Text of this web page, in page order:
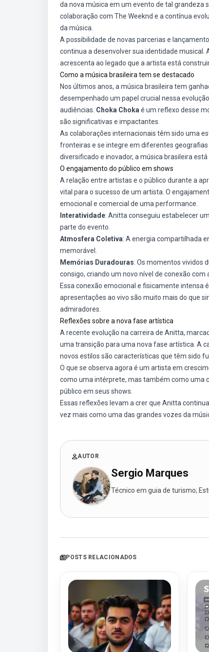
da nova música em um evento de tal grandeza
colaboração com The Weeknd e a contínua
da música.
A possibilidade de novas parcerias e
continua a desenvolver sua identidade
acrescenta ao legado que a artista está
Como a música brasileira tem se destacado
Nos últimos anos, a música brasileira tem
desempenhado um papel crucial nessa
audiências. Choka Choka é um reflexo desse
são significativas e impactantes.
As colaborações internacionais têm sido uma
fronteiras e se integre em diferentes
diversificado e inovador, a música brasileira
O engajamento do público em shows
A relação entre artistas e o público durante a
vital para o sucesso de um artista. O
emocional e comercial de uma performance.
Interatividade: Anitta conseguiu estabelecer
parte do evento.
Atmosfera Coletiva: A energia compartilhada
memorável.
Memórias Duradouras: Os momentos vividos
consigo, criando um novo nível de conexão com
Essa conexão emocional e fisicamente intensa
apresentações ao vivo são muito mais do que
admiradores.
Reflexões sobre a nova fase artística
A recente evolução na carreira de Anitta,
uma transição para uma nova fase artística. A
novos estilos são características que têm sido
O que se observa agora é um artista em
como uma intérprete, mas também como uma
público em seus shows.
Essas reflexões levam a crer que Anitta
vez mais como uma das grandes vozes da
AUTOR
Sergio Marques
Técnico em guia de turismo;
POSTS RELACIONADOS